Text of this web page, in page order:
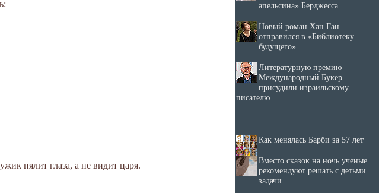
пялит глаза, а не видит царя.
апельсина» Берджесса
Новый роман Хан Ган
отправился в «Библиотеку
будущего»
Литературную премию
Международный Букер
присудили израильскому
писателю
Как менялась Барби за 57 лет
Вместо сказок на ночь ученые
рекомендуют решать с детьми
задачи